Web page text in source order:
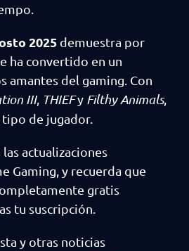
2025 demuestra por
ha convertido en un
amantes del gaming. Con
III, THIEFy Filthy Animals,
tipo de jugador.
actualizaciones
Gaming, y recuerda que
gratis
tu suscripción.
y otras noticias